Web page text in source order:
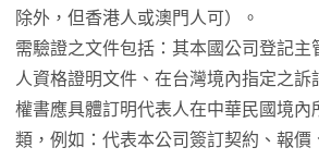
除外，但香港人或澳門人可）。
需驗證之文件包括：其本國公司登記主
人資格證明文件、在台灣境內指定之訴
權書應具體訂明代表人在中華民國境內
類，例如：代表本公司簽訂契約、報價